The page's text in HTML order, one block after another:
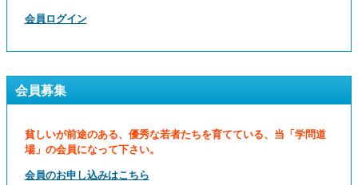
会員ログイン
会員募集
貧しいが前途のある、優秀な若者たちを育てている、当「学問道
場」の会員になって下さい。
会員のお申し込みはこちら